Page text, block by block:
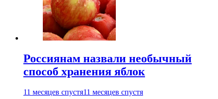
Россиянам назвали необычный
способ хранения яблок
11 месяцев спустя11 месяцев спустя